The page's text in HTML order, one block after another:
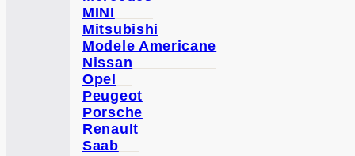
MINI
Mitsubishi
Modele Americane
Nissan
Opel
Peugeot
Porsche
Renault
Saab